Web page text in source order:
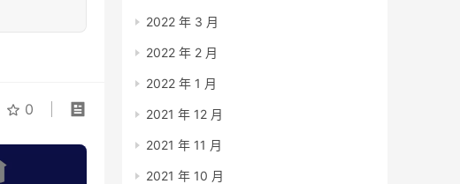
0
2022 年 3 月
2022 年 2 月
2022 年 1 月
2021 年 12 月
2021 年 11 月
2021 年 10 月